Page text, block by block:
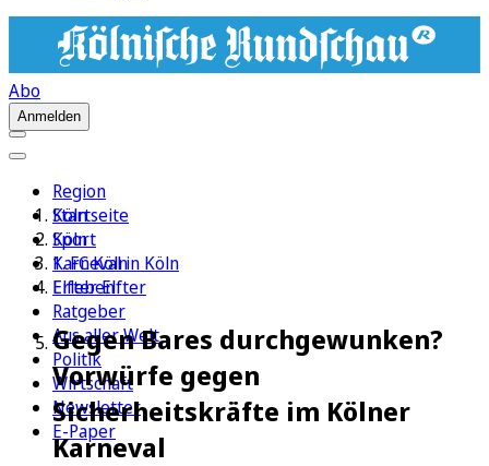
Abo
Anmelden
Region
Köln
Sport
1. FC Köln
Erleben
Ratgeber
Aus aller Welt
Politik
Wirtschaft
Newsletter
E-Paper
Startseite
Köln
Karneval in Köln
Elfter Elfter
Gegen Bares durchgewunken?
Vorwürfe gegen
Sicherheitskräfte im Kölner
Karneval